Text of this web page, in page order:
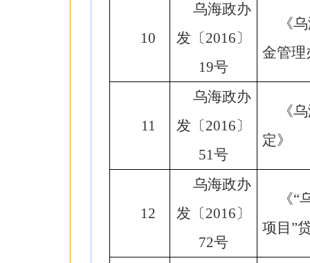
10
乌海政办
发〔2016〕
19号
《
金管理
11
乌海政办
发〔2016〕
51号
《
定》
12
乌海政办
发〔2016〕
72号
《
项目”